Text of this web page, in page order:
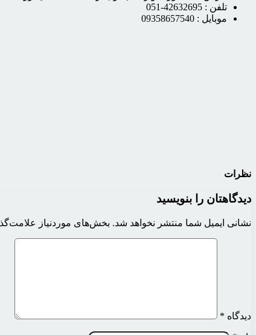
تلفن : 42632695-051
موبایل : 09358657540
نظرات
دیدگاهتان را بنویسید
نشانی ایمیل شما منتشر نخواهد شد. بخش‌های موردنیاز
دیدگاه *